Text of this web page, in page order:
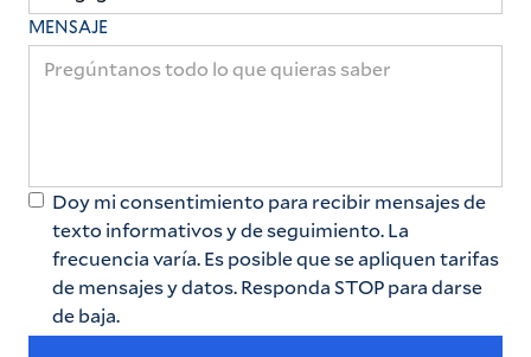
MENSAJE
Doy mi consentimiento para recibir mensajes de
texto informativos y de seguimiento. La
frecuencia varía. Es posible que se apliquen tarifas
de mensajes y datos. Responda STOP para darse
de baja.